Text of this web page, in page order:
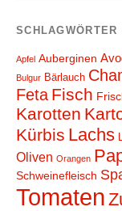
SCHLAGWÖRTER
Apfel Auberginen
Bulgur Bärlauch
Feta Fisch
Karotten
Kürbis Lachs
Oliven Orangen
Schweinefleisch
Tomaten